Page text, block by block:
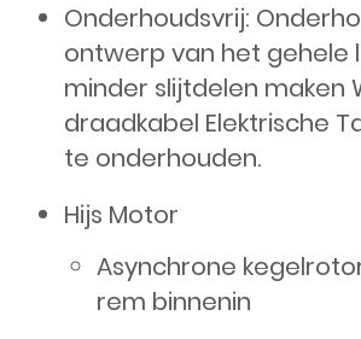
Onderhoudsvrij:
ontwerp van het gehele
minder slijtdelen maken
draadkabel Elektrische
te onderhouden.
Hijs Motor
Asynchrone
rem binnenin